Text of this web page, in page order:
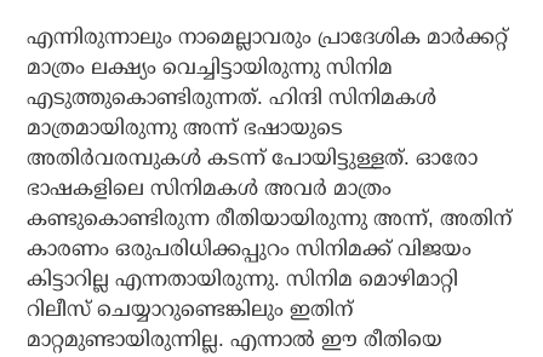
എന്നിരുന്നാലും നാമെല്ലാവരും പ്രാദേശിക മാര്‍ക്കറ്റ്
മാത്രം ലക്ഷ്യം വെച്ചിട്ടായിരുന്നു സിനിമ
എടുത്തുകൊണ്ടിരുന്നത്. ഹിന്ദി സിനിമകള്‍
മാത്രമായിരുന്നു അന്ന് ഭഷായുടെ
അതിര്‍വരമ്പുകള്‍ കടന്ന് പോയിട്ടുള്ളത്. ഓരോ
ഭാഷകളിലെ സിനിമകള്‍ അവര്‍ മാത്രം
കണ്ടുകൊണ്ടിരുന്ന രീതിയായിരുന്നു അന്ന്, അതിന്
കാരണം ഒരുപരിധിക്കപ്പുറം സിനിമക്ക് വിജയം
കിട്ടാറില്ല എന്നതായിരുന്നു. സിനിമ മൊഴിമാറ്റി
റിലീസ് ചെയ്യാറുണ്ടെങ്കിലും ഇതിന്
മാറ്റമുണ്ടായിരുന്നില്ല. എന്നാല്‍ ഈ രീതിയെ